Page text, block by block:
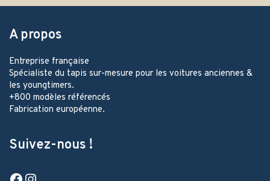
A propos
Entreprise française
Spécialiste du tapis sur-mesure pour les voitures anciennes &
les youngtimers.
+800 modèles référencés
Fabrication européenne.
Suivez-nous !
Facebook